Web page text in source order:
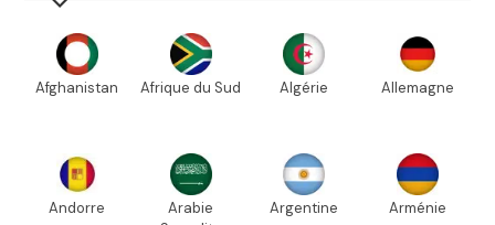
Afghanistan Afrique du Sud Algérie Allemagne
Andorre
Arabie
Argentine Arménie